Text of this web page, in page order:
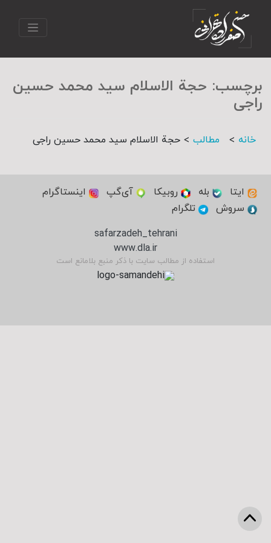
برچسب: حجة الاسلام سید محمد حسین
راجی
خانه > مطالب > حجة الاسلام سید محمد حسین راجی
ایتا بله روبیکا آی‌گپ
اینستاگرام
سروش
تلگرام
safarzadeh_tehrani
www.dla.ir
استفاده از مطالب سایت با ذکر منبع بلامانع است